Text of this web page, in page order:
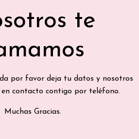
te
por favor deja tu datos y nosotros
en contacto contigo por teléfono.
Muchas Gracias.